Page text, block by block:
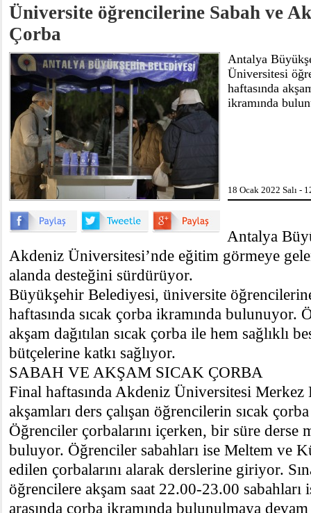
Üniversite öğrencilerine Sabah ve
Çorba
Antalya
Üniversitesi
haftasında
ikramında
18 Ocak 2022 Salı -
Antalya
Akdeniz Üniversitesi’nde eğitim görmeye
alanda desteğini sürdürüyor.
Büyükşehir Belediyesi, üniversite
haftasında sıcak çorba ikramında bulunuyor.
akşam dağıtılan sıcak çorba ile hem sağlıklı
bütçelerine katkı sağlıyor.
SABAH VE AKŞAM SICAK ÇORBA
Final haftasında Akdeniz Üniversitesi Merkez
akşamları ders çalışan öğrencilerin sıcak
Öğrenciler çorbalarını içerken, bir süre derse
buluyor. Öğrenciler sabahları ise Meltem ve
edilen çorbalarını alarak derslerine giriyor.
öğrencilere akşam saat 22.00-23.00 sabahları
arasında çorba ikramında bulunulmaya